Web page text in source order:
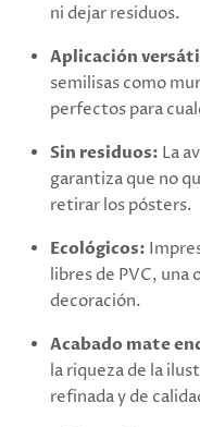
ni dejar residuos.
Aplicación
semilisas como
perfectos para
Sin residuos: La
garantiza que no
retirar los pósters.
Ecológicos:
libres de PVC, una
decoración.
Acabado mate
la riqueza de la
refinada y de